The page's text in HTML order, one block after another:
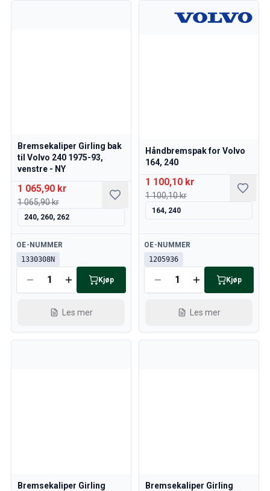
Bremsekaliper Girling bak
til Volvo 240 1975-93,
venstre - NY
1 065,90 kr
1 065,90 kr
240, 260, 262
Tilgjengelig
OE-NUMMER
1330308N
Kjøp
Les mer
Håndbremspak for Volvo
164, 240
1 100,10 kr
1 100,10 kr
164, 240
Tilgjengelig
OE-NUMMER
1205936
Kjøp
Les mer
Bremsekaliper Girling
Bremsekaliper Girling